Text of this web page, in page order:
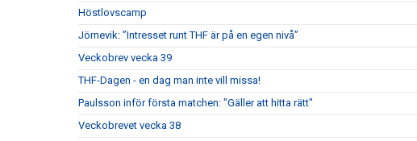
Höstlovscamp
Jörnevik: ”Intresset runt THF är på en egen nivå”
Veckobrev vecka 39
THF-Dagen - en dag man inte vill missa!
Paulsson inför första matchen: "Gäller att hitta rätt"
Veckobrevet vecka 38